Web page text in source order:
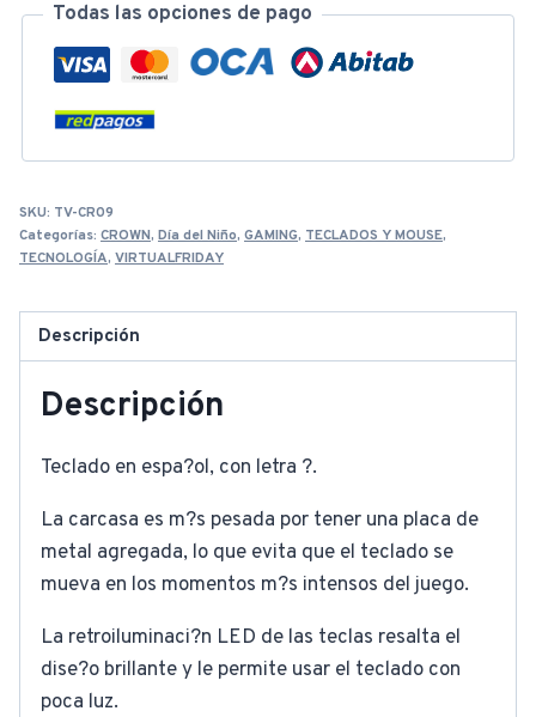
Todas las opciones de pago
SKU: TV-CR09
Categorías: CROWN, Día del Niño, GAMING, TECLADOS Y MOUSE,
TECNOLOGÍA, VIRTUALFRIDAY
Descripción
Descripción
Teclado en espa?ol, con letra ?.
La carcasa es m?s pesada por tener una placa de
metal agregada, lo que evita que el teclado se
mueva en los momentos m?s intensos del juego.
La retroiluminaci?n LED de las teclas resalta el
dise?o brillante y le permite usar el teclado con
poca luz.